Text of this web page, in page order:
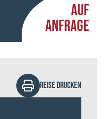
AUF
ANFRAGE
REISE DRUCKEN